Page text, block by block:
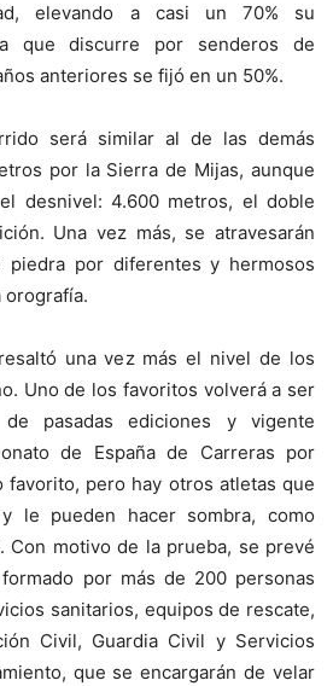
elevando a casi un 70% su
que discurre por senderos de
anteriores se fijó en un 50%.
será similar al de las demás
por la Sierra de Mijas, aunque
desnivel: 4.600 metros, el doble
Una vez más, se atravesarán
piedra por diferentes y hermosos
orografía.
una vez más el nivel de los
Uno de los favoritos volverá a ser
pasadas ediciones y vigente
de España de Carreras por
favorito, pero hay otros atletas que
le pueden hacer sombra, como
Con motivo de la prueba, se prevé
por más de 200 personas
sanitarios, equipos de rescate,
Civil, Guardia Civil y Servicios
que se encargarán de velar